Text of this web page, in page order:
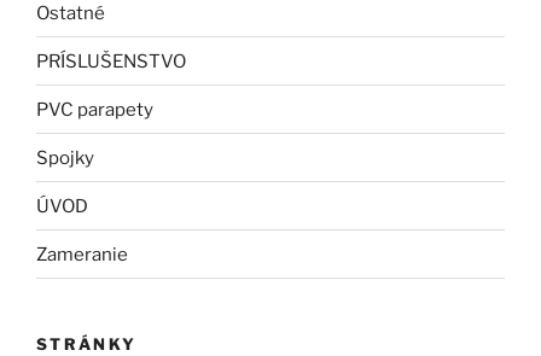
Ostatné
PRÍSLUŠENSTVO
PVC parapety
Spojky
ÚVOD
Zameranie
STRÁNKY